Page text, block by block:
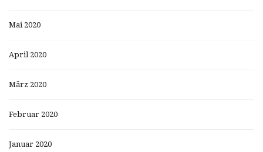
Mai 2020
April 2020
März 2020
Februar 2020
Januar 2020